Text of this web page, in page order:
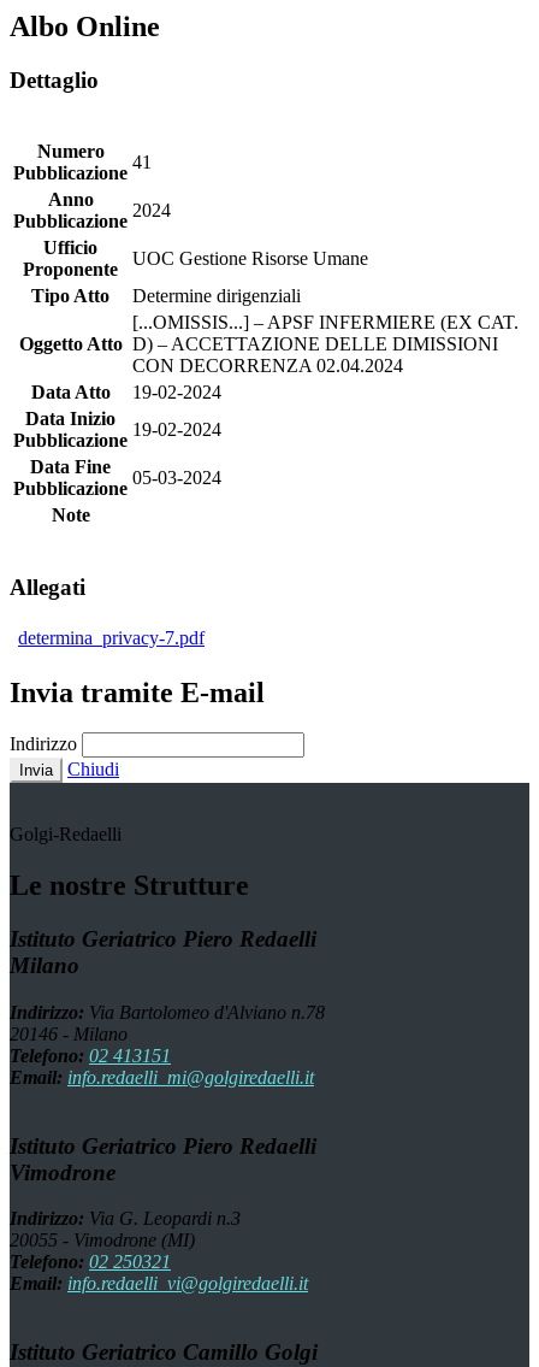
Albo Online
Dettaglio
Numero
Pubblicazione
41
Anno
Pubblicazione
2024
Ufficio
Proponente
UOC Gestione Risorse Umane
Tipo Atto
Determine dirigenziali
Oggetto Atto
[...OMISSIS...] – APSF INFERMIERE (EX CAT.
D) – ACCETTAZIONE DELLE DIMISSIONI
CON DECORRENZA 02.04.2024
Data Atto
19-02-2024
Data Inizio
Pubblicazione
19-02-2024
Data Fine
Pubblicazione
05-03-2024
Note
Allegati
determina_privacy-7.pdf
Invia tramite E-mail
Indirizzo
Invia Chiudi
Golgi-Redaelli
Le nostre Strutture
Istituto Geriatrico Piero Redaelli
Milano
Indirizzo: Via Bartolomeo d'Alviano n.78
20146 - Milano
Telefono: 02 413151
Email: info.redaelli_mi@golgiredaelli.it
Istituto Geriatrico Piero Redaelli
Vimodrone
Indirizzo: Via G. Leopardi n.3
20055 - Vimodrone (MI)
Telefono: 02 250321
Email: info.redaelli_vi@golgiredaelli.it
Istituto Geriatrico Camillo Golgi